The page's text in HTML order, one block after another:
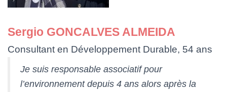
Sergio GONCALVES ALMEIDA
Consultant en Développement Durable, 54 ans
Je suis responsable associatif pour
l’environnement depuis 4 ans alors après la